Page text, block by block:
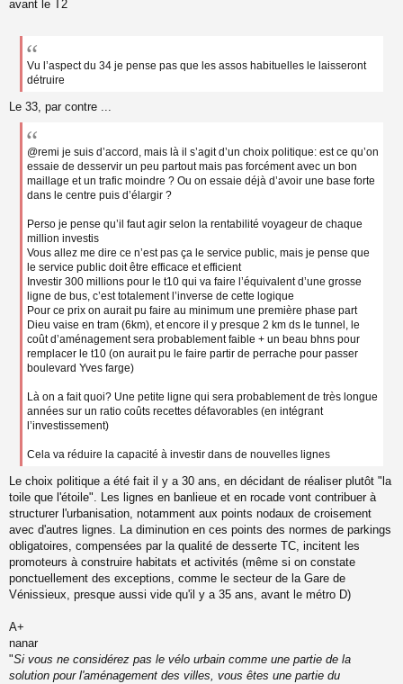
avant le T2
Vu l’aspect du 34 je pense pas que les assos habituelles le laisseront
détruire
Le 33, par contre ...
@remi je suis d’accord, mais là il s’agit d’un choix politique: est ce qu’on
essaie de desservir un peu partout mais pas forcément avec un bon
maillage et un trafic moindre ? Ou on essaie déjà d’avoir une base forte
dans le centre puis d’élargir ?
Perso je pense qu’il faut agir selon la rentabilité voyageur de chaque
million investis
Vous allez me dire ce n’est pas ça le service public, mais je pense que
le service public doit être efficace et efficient
Investir 300 millions pour le t10 qui va faire l’équivalent d’une grosse
ligne de bus, c’est totalement l’inverse de cette logique
Pour ce prix on aurait pu faire au minimum une première phase part
Dieu vaise en tram (6km), et encore il y presque 2 km ds le tunnel, le
coût d’aménagement sera probablement faible + un beau bhns pour
remplacer le t10 (on aurait pu le faire partir de perrache pour passer
boulevard Yves farge)
Là on a fait quoi? Une petite ligne qui sera probablement de très longue
années sur un ratio coûts recettes défavorables (en intégrant
l’investissement)
Cela va réduire la capacité à investir dans de nouvelles lignes
Le choix politique a été fait il y a 30 ans, en décidant de réaliser plutôt "la
toile que l'étoile". Les lignes en banlieue et en rocade vont contribuer à
structurer l'urbanisation, notamment aux points nodaux de croisement
avec d'autres lignes. La diminution en ces points des normes de parkings
obligatoires, compensées par la qualité de desserte TC, incitent les
promoteurs à construire habitats et activités (même si on constate
ponctuellement des exceptions, comme le secteur de la Gare de
Vénissieux, presque aussi vide qu'il y a 35 ans, avant le métro D)
A+
nanar
"Si vous ne considérez pas le vélo urbain comme une partie de la
solution pour l'aménagement des villes, vous êtes une partie du